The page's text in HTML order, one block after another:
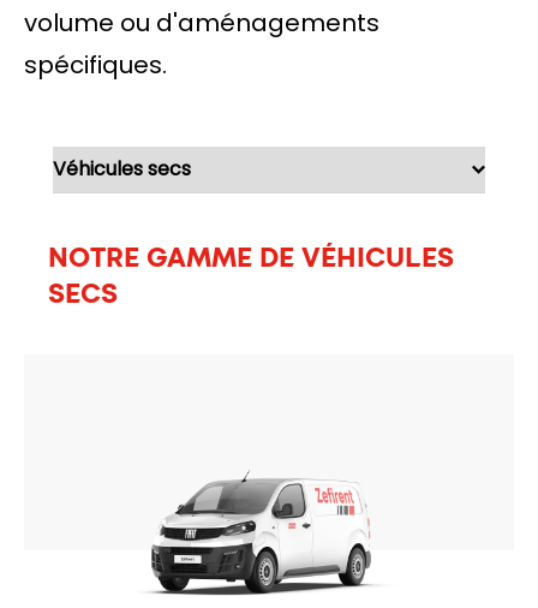
volume ou d'aménagements
spécifiques.
NOTRE GAMME DE VÉHICULES
SECS